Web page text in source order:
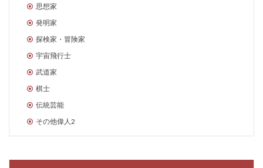
思想家
発明家
探検家・冒険家
宇宙飛行士
武道家
棋士
伝統芸能
その他偉人2